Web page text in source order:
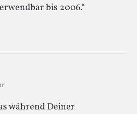
bis 2006.“
während Deiner